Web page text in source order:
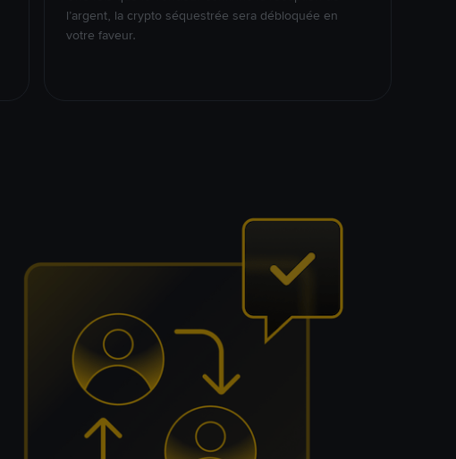
l’argent, la crypto séquestrée sera débloquée en
votre faveur.